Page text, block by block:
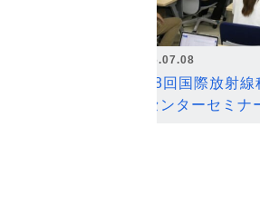
2026.07.08
第18回国際放射
ンセンターセミナ